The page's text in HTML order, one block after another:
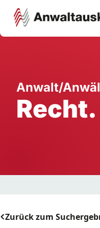
Ausbildung
Anwalt/
Zurück zum